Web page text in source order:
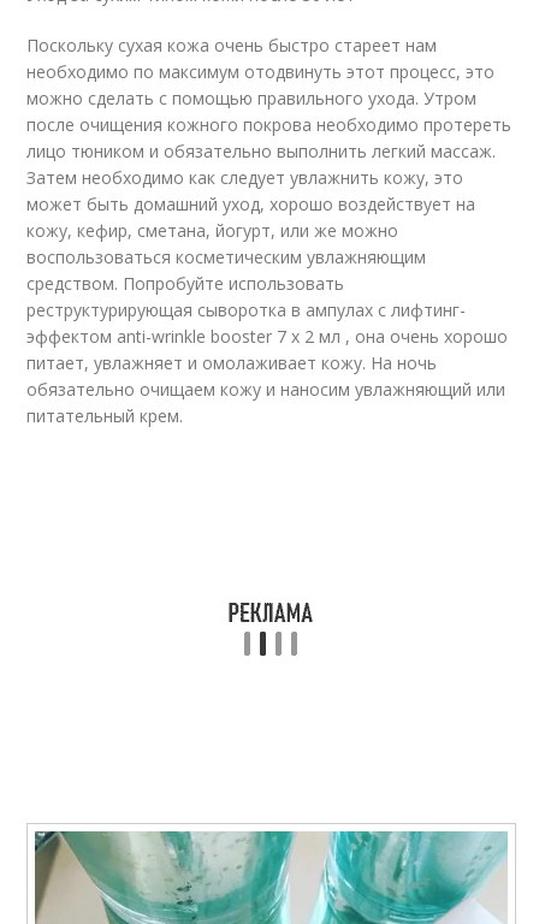
Поскольку сухая кожа очень быстро стареет нам
необходимо по максимум отодвинуть этот процесс, это
можно сделать с помощью правильного ухода. Утром
после очищения кожного покрова необходимо протереть
лицо тюником и обязательно выполнить легкий массаж.
Затем необходимо как следует увлажнить кожу, это
может быть домашний уход, хорошо воздействует на
кожу, кефир, сметана, йогурт, или же можно
воспользоваться косметическим увлажняющим
средством. Попробуйте использовать
реструктурирующая сыворотка в ампулах с лифтинг-
эффектом anti-wrinkle booster 7 x 2 мл , она очень хорошо
питает, увлажняет и омолаживает кожу. На ночь
обязательно очищаем кожу и наносим увлажняющий или
питательный крем.